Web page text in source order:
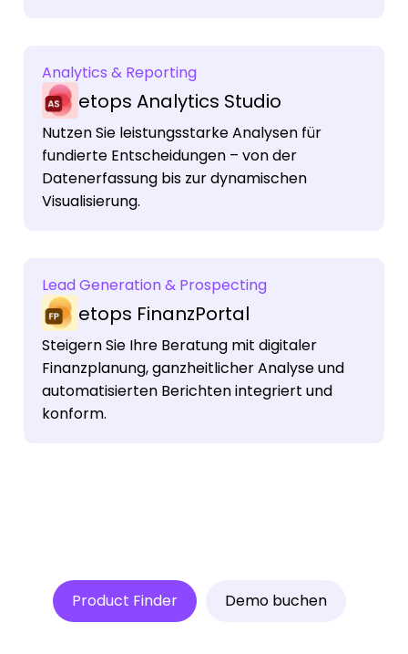
Analytics & Reporting
etops Analytics Studio
Nutzen Sie leistungsstarke Analysen für
fundierte Entscheidungen – von der
Datenerfassung bis zur dynamischen
Visualisierung.
Lead Generation & Prospecting
etops FinanzPortal
Steigern Sie Ihre Beratung mit digitaler
Finanzplanung, ganzheitlicher Analyse und
automatisierten Berichten integriert und
konform.
Product Finder Demo buchen